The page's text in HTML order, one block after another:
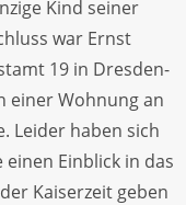
Kind seiner
war Ernst
19 in Dresden-
einer Wohnung an
Leider haben sich
Einblick in das
Kaiserzeit geben